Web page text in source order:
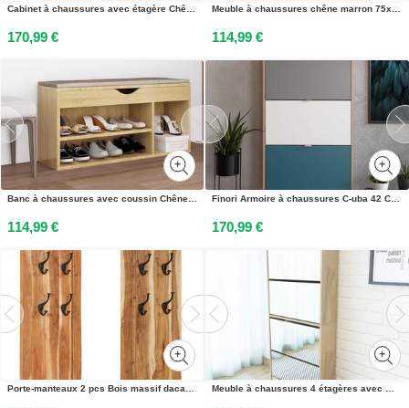
Cabinet à chaussures avec étagère Chêne fumé 80 x 39 x 178 cm
170,99 €
Meuble à chaussures chêne marron 75x34x112 cm bois dingénierie
114,99 €
Banc à chaussures avec coussin Chêne Sonoma Bois dingénierie
114,99 €
Finori Armoire à chaussures C-uba 42 Chêne Sonoma et tricolore
170,99 €
Porte-manteaux 2 pcs Bois massif dacacia 38x100 cm Meuble à chaussures 4 étagères avec miroir 63x17x134 cm Chêne